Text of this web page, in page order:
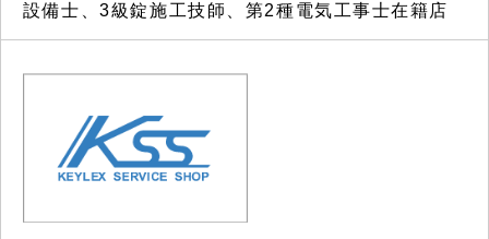
設備士、3級錠施工技師、第2種電気工事士在籍店